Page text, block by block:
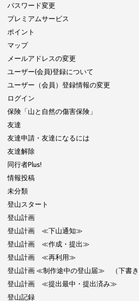
パスワード変更
プレミアムサービス
ポイント
マップ
メールアドレスの変更
ユーザー(会員)登録について
ユーザー（会員）登録情報の変更
ログイン
保険「山と自然の傷害保険」
友達
友達申請・友達になるには
友達解除
同行者Plus!
情報投稿
未分類
登山スタート
登山計画
登山計画 ≪下山通知≫
登山計画 ≪作成・提出≫
登山計画 ≪再利用≫
登山計画 ≪制作途中の登山届≫ （下書き
登山計画 ≪提出最中・提出済み≫
登山記録